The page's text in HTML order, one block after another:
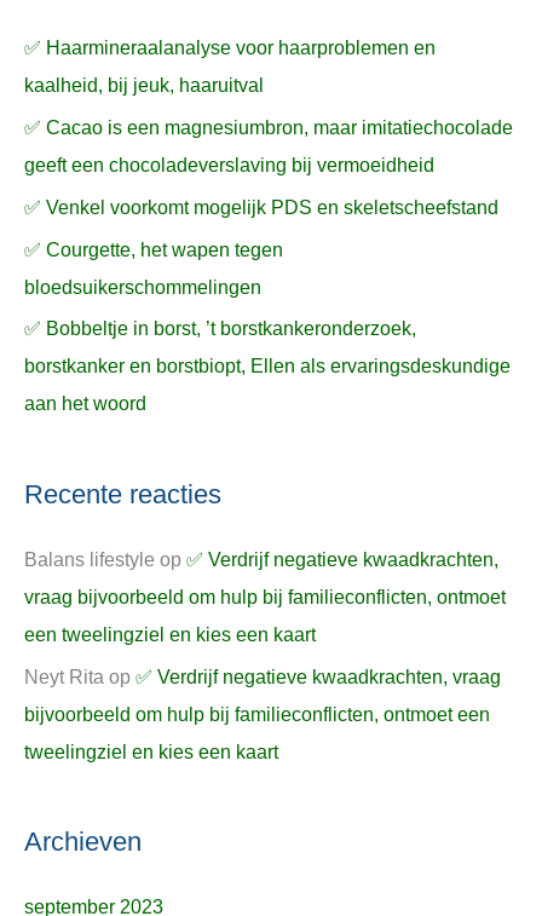
✅ Haarmineraalanalyse voor haarproblemen en
kaalheid, bij jeuk, haaruitval
✅ Cacao is een magnesiumbron, maar imitatiechocolade
geeft een chocoladeverslaving bij vermoeidheid
✅ Venkel voorkomt mogelijk PDS en skeletscheefstand
✅ Courgette, het wapen tegen
bloedsuikerschommelingen
✅ Bobbeltje in borst, ’t borstkankeronderzoek,
borstkanker en borstbiopt, Ellen als ervaringsdeskundige
aan het woord
Recente reacties
Balans lifestyle op ✅ Verdrijf negatieve kwaadkrachten,
vraag bijvoorbeeld om hulp bij familieconflicten, ontmoet
een tweelingziel en kies een kaart
Neyt Rita op ✅ Verdrijf negatieve kwaadkrachten, vraag
bijvoorbeeld om hulp bij familieconflicten, ontmoet een
tweelingziel en kies een kaart
Archieven
september 2023